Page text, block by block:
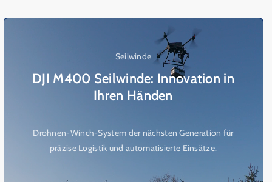
Seilwinde
DJI M400 Seilwinde: Innovation in
Ihren Händen
Drohnen-Winch-System der nächsten Generation für
präzise Logistik und automatisierte Einsätze.